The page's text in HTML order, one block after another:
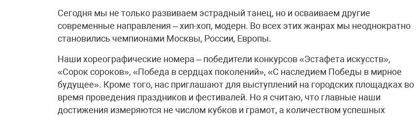
Сегодня мы не только развиваем эстрадный танец, но и осваиваем другие
современные направления – хип-хоп, модерн. Во всех этих жанрах мы неоднократно
становились чемпионами Москвы, России, Европы.
Наши хореографические номера – победители конкурсов «Эстафета искусств»,
«Сорок сороков», «Победа в сердцах поколений», «С наследием Победы в мирное
будущее». Кроме того, нас приглашают для выступлений на городских площадках во
время проведения праздников и фестивалей. Но я считаю, что главные наши
достижения измеряются не числом кубков и грамот, а количеством успешных